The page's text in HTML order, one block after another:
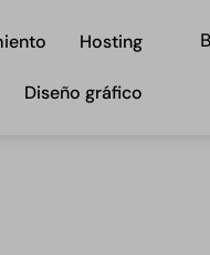
Hosting
Diseño gráfico